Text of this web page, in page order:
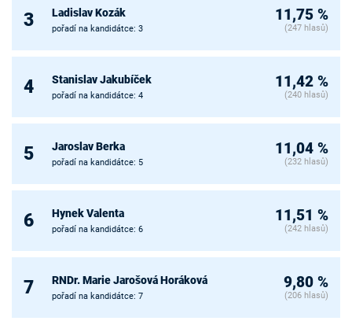
3 Ladislav Kozák
pořadí na kandidátce: 3
11,75 %
(247 hlasů)
4 Stanislav Jakubíček
pořadí na kandidátce: 4
11,42 %
(240 hlasů)
5 Jaroslav Berka
pořadí na kandidátce: 5
11,04 %
(232 hlasů)
6 Hynek Valenta
pořadí na kandidátce: 6
11,51 %
(242 hlasů)
7 RNDr. Marie Jarošová Horáková
pořadí na kandidátce: 7
9,80 %
(206 hlasů)